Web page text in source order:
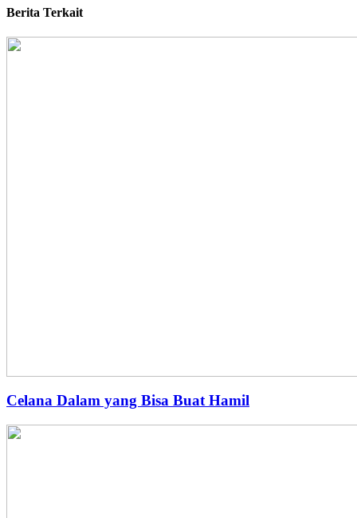
Berita Terkait
Celana Dalam yang Bisa Buat Hamil